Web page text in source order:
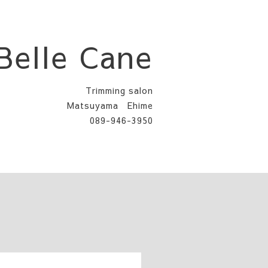
Cane
Trimming salon
Matsuyama Ehime
089-946-3950